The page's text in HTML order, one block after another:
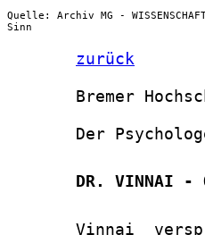
Quelle: Archiv MG -
Sinn
zurück
Bremer
Der
DR. VINNAI -